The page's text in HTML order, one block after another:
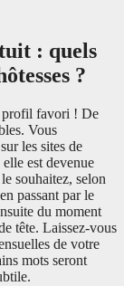
: quels
?
profil favori ! De
Vous
les sites de
est devenue
souhaitez, selon
passant par le
du moment
tête. Laissez-vous
de votre
mots seront